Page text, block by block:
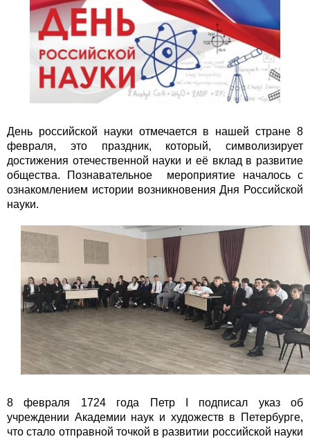
День российской науки отмечается в нашей стране 8
февраля, это праздник, который, символизирует
достижения отечественной науки и её вклад в развитие
общества. Познавательное мероприятие началось с
ознакомлением истории возникновения Дня Российской
науки.
8 февраля 1724 года Петр I подписал указ об
учреждении Академии наук и художеств в Петербурге,
что стало отправной точкой в развитии российской науки